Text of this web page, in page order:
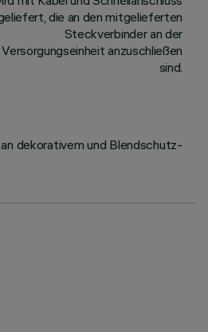
die an den mitgelieferten
Steckverbinder an der
Versorgungseinheit anzuschließen
sind.
dekorativem und Blendschutz-